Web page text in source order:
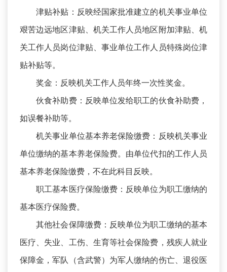
津贴补贴：反映经国家批准建立的机关事业单位
艰苦边远地区津贴、机关工作人员地区附加津贴、机
关工作人员岗位津贴、事业单位工作人员特殊岗位津
贴补贴等。
奖金：反映机关工作人员年终一次性奖金。
伙食补助费：反映单位发给职工的伙食补助费，
如误餐补助等。
机关事业单位基本养老保险缴费：反映机关事业
单位缴纳的基本养老保险费。由单位代扣的工作人员
基本养老保险缴费，不在此科目反映。
职工基本医疗保险缴费：反映单位为职工缴纳的
基本医疗保险费。
其他社会保障缴费：反映单位为职工缴纳的基本
医疗、失业、工伤、生育等社会保险费，残疾人就业
保障金，军队（含武警）为军人缴纳的伤亡、退役医